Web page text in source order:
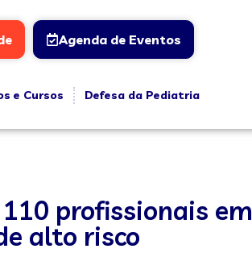
Agenda de Eventos
e Cursos
Defesa da Pediatria
profissionais em
alto risco